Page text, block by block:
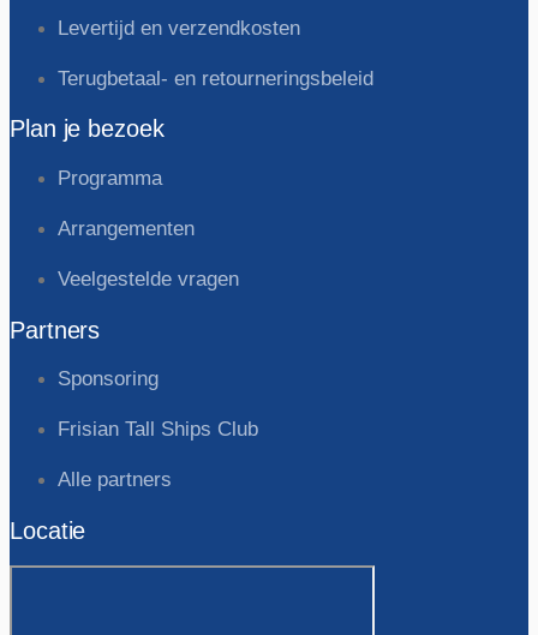
Levertijd en verzendkosten
Terugbetaal- en retourneringsbeleid
Plan je bezoek
Programma
Arrangementen
Veelgestelde vragen
Partners
Sponsoring
Frisian Tall Ships Club
Alle partners
Locatie